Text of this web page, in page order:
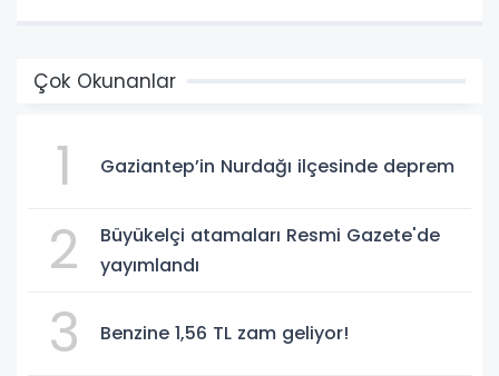
Çok Okunanlar
1 Gaziantep’in Nurdağı ilçesinde deprem
2
Büyükelçi atamaları Resmi Gazete'de
yayımlandı
3 Benzine 1,56 TL zam geliyor!